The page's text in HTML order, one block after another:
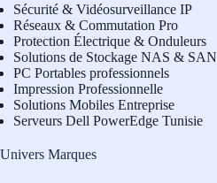
Sécurité & Vidéosurveillance IP
Réseaux & Commutation Pro
Protection Électrique & Onduleurs
Solutions de Stockage NAS & SAN
PC Portables professionnels
Impression Professionnelle
Solutions Mobiles Entreprise
Serveurs Dell PowerEdge Tunisie
Univers Marques